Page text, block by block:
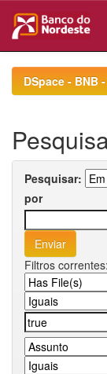
navigationDSpace - BNB
Pesquisar:
por
Filtros correntes: